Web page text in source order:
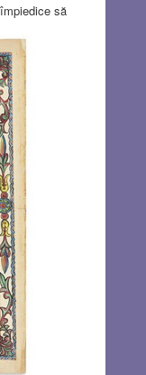
să
care se
fac o împărțire
deja, național
more…
0 COMMENTS